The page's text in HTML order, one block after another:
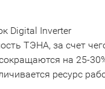
Digital Inverter
ТЭНА, за счет
на 25-
ресурс